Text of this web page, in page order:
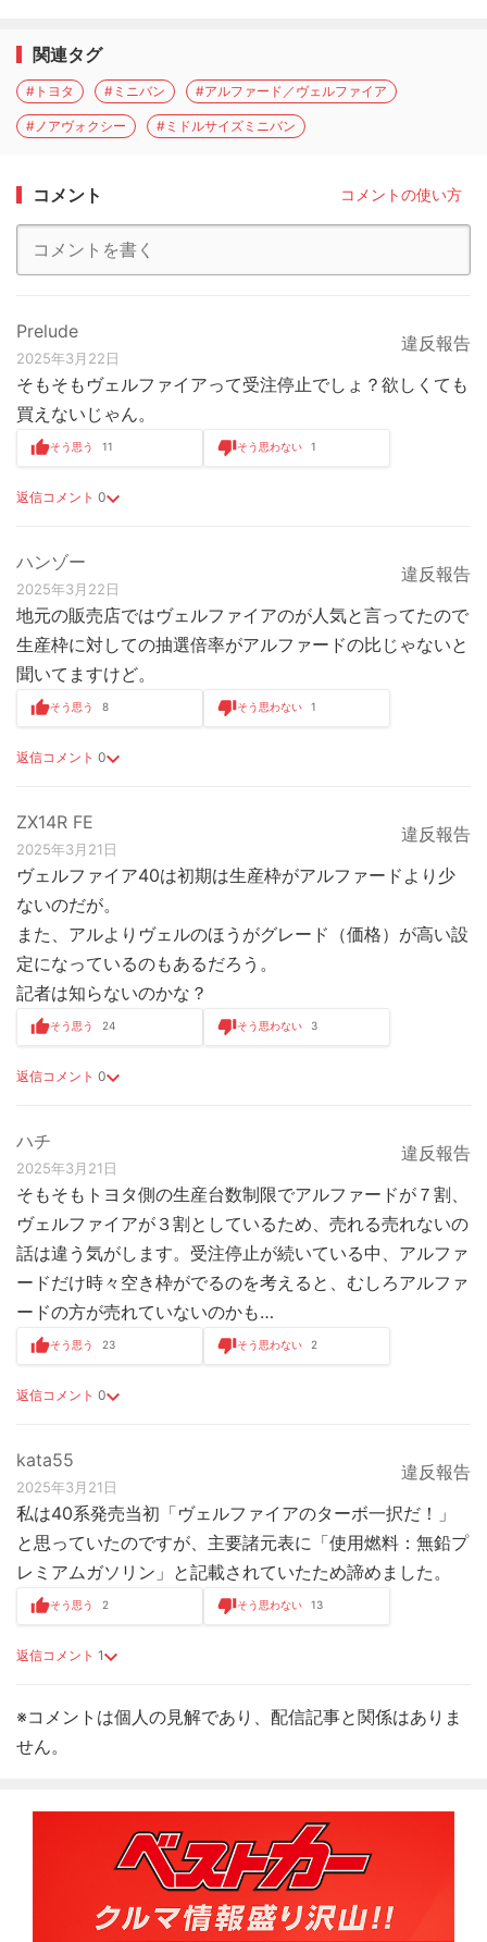
関連タグ
#トヨタ #ミニバン #アルファード／ヴェルファイア
#ノアヴォクシー #ミドルサイズミニバン
コメント コメントの使い方
Prelude
2025年3月22日
違反報告
そもそもヴェルファイアって受注停止でしょ？欲しくても
買えないじゃん。
返信コメント 0
そう思う 11 そう思わない 1
ハンゾー
2025年3月22日
違反報告
地元の販売店ではヴェルファイアのが人気と言ってたので
生産枠に対しての抽選倍率がアルファードの比じゃないと
聞いてますけど。
返信コメント 0
そう思う 8 そう思わない 1
ZX14R FE
2025年3月21日
違反報告
ヴェルファイア40は初期は生産枠がアルファードより少
ないのだが。
また、アルよりヴェルのほうがグレード（価格）が高い設
定になっているのもあるだろう。
記者は知らないのかな？
返信コメント 0
そう思う 24 そう思わない 3
ハチ
2025年3月21日
違反報告
そもそもトヨタ側の生産台数制限でアルファードが７割、
ヴェルファイアが３割としているため、売れる売れないの
話は違う気がします。受注停止が続いている中、アルファ
ードだけ時々空き枠がでるのを考えると、むしろアルファ
ードの方が売れていないのかも…
返信コメント 0
そう思う 23 そう思わない 2
kata55
2025年3月21日
違反報告
私は40系発売当初「ヴェルファイアのターボ一択だ！」
と思っていたのですが、主要諸元表に「使用燃料：無鉛プ
レミアムガソリン」と記載されていたため諦めました。
返信コメント 1
そう思う 2 そう思わない 13
※コメントは個人の見解であり、配信記事と関係はありま
せん。